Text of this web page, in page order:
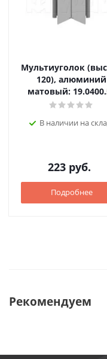
Мультиуголок
120), алюминий
матовый:
В наличии на
223 руб.
Подробнее
Рекомендуем